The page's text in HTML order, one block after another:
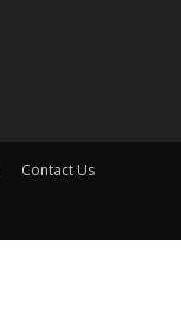
Contact Us